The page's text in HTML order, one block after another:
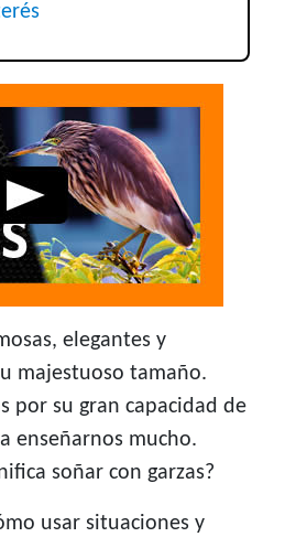
elegantes y
majestuoso tamaño.
por su gran capacidad de
enseñarnos mucho.
soñar con garzas?
usar situaciones y